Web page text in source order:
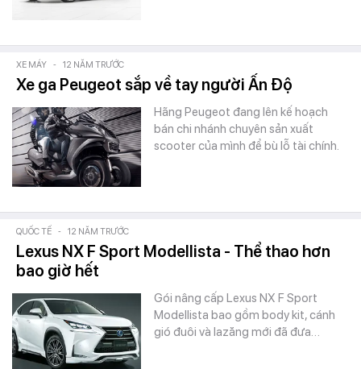
XE MÁY - 12 NĂM TRƯỚC
Xe ga Peugeot sắp về tay người Ấn Độ
Hãng Peugeot đang lên kế hoạch
bán chi nhánh chuyên sản xuất
scooter của mình để bù lỗ tài chính.
QUỐC TẾ - 12 NĂM TRƯỚC
Lexus NX F Sport Modellista - Thể thao hơn
bao giờ hết
Gói nâng cấp Lexus NX F Sport
Modellista bao gồm body kit, cánh
gió đuôi và lazăng mới đã đưa…